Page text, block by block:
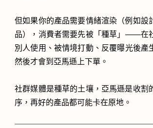
但如果你的產品需要情緒渲染（例如設
品），消費者需要先被「種草」——在
別人使用、被情境打動、反覆曝光後
然後才會到亞馬遜上下單。
社群媒體是種草的土壤，亞馬遜是收割
序，再好的產品都可能卡在原地。